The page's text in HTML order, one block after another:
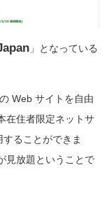
」となっている
Web サイトを自由
在住者限定ネットサ
ることができま
見放題ということで